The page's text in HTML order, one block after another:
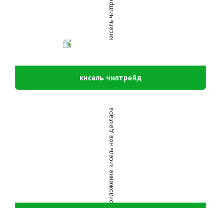
кисель чилтрейд